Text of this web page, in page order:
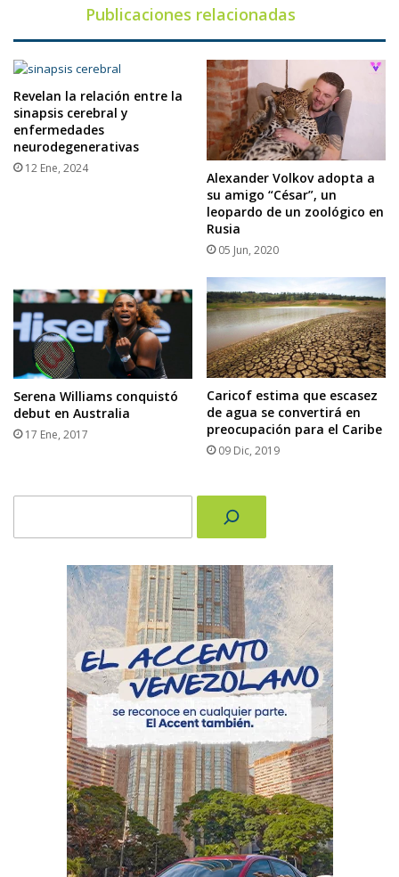
Publicaciones relacionadas
Revelan la relación entre la
sinapsis cerebral y
enfermedades
neurodegenerativas
12 Ene, 2024
Alexander Volkov adopta a
su amigo “César”, un
leopardo de un zoológico en
Rusia
05 Jun, 2020
Serena Williams conquistó
debut en Australia
17 Ene, 2017
Caricof estima que escasez
de agua se convertirá en
preocupación para el Caribe
09 Dic, 2019